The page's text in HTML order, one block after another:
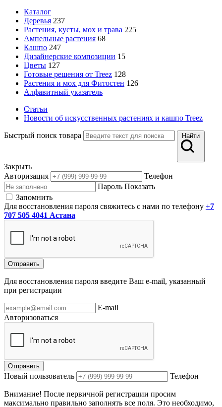
Каталог
Деревья 237
Растения, кусты, мох и трава 225
Ампельные растения 68
Кашпо 247
Дизайнерские композиции 15
Цветы 127
Готовые решения от Treez 128
Растения и мох для Фитостен 126
Алфавитный указатель
Статьи
Новости об искусственных растениях и кашпо Treez
Быстрый поиск товара Найти
Закрыть
Авторизация
Телефон
Пароль Показать
Запомнить
Для восстановления пароля свяжитесь с нами по телефону +7
707 505 4041 Астана
Отправить
Для восстановления пароля введите Ваш e-mail, указанный
при регистрации
E-mail
Авторизоваться
Отправить
Новый пользователь Телефон
Внимание! После первичной регистрации просим
максимально правильно заполнять все поля. Это необходимо,